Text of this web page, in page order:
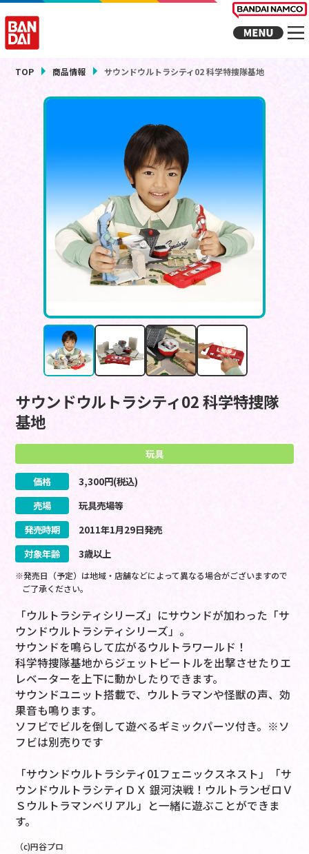
TOP 商品情報 サウンドウルトラシティ02 科学特捜隊基地
サウンドウルトラシティ02 科学特捜隊
基地
玩具
価格 3,300円(税込)
売場
玩具売場等
発売時期
2011年1月29日発売
対象年齢
3歳以上
※発売日（予定）は地域・店舗などによって異なる場合がございますので
ご了承ください。
「ウルトラシティシリーズ」にサウンドが加わった「サ
ウンドウルトラシティシリーズ」。
サウンドを鳴らして広がるウルトラワールド！
科学特捜隊基地からジェットビートルを出撃させたりエ
レベーターを上下に動かしたりできます。
サウンドユニット搭載で、ウルトラマンや怪獣の声、効
果音も鳴ります。
ソフビでビルを倒して遊べるギミックパーツ付き。※ソ
フビは別売りです
「サウンドウルトラシティ01フェニックスネスト」「サ
ウンドウルトラシティＤＸ 銀河決戦！ウルトランゼロＶ
Ｓウルトラマンベリアル」と一緒に遊ぶことができま
す。
（c)円谷プロ